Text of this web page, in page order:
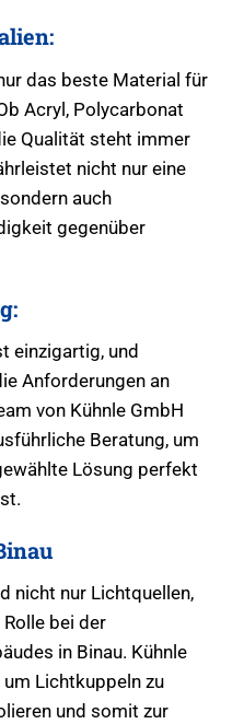
das beste Material für
Acryl, Polycarbonat
Qualität steht immer
nicht nur eine
auch
gegenüber
einzigartig, und
Anforderungen an
von Kühnle GmbH
Beratung, um
Lösung perfekt
nicht nur Lichtquellen,
bei der
in Binau. Kühnle
Lichtkuppeln zu
und somit zur